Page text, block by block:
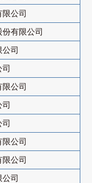
公司
有限公司
司
公司
公司
公司
司